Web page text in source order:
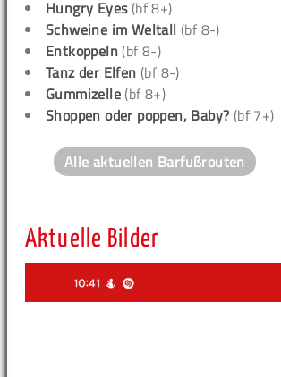
Hungry Eyes(bf 8+)
Schweine im Weltall (bf 8-)
Entkoppeln (bf 8-)
Tanz der Elfen (bf 8-)
Gummizelle (bf 8+)
Shoppen oder poppen, Baby? (bf 7+)
Alle aktuellen Barfußrouten
Aktuelle Bilder